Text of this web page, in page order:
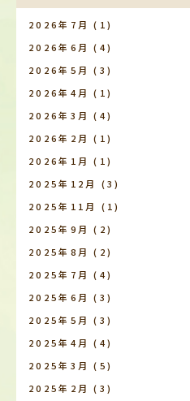
2026年7月 (1)
2026年6月 (4)
2026年5月 (3)
2026年4月 (1)
2026年3月 (4)
2026年2月 (1)
2026年1月 (1)
2025年12月
(3)
2025年11月
(1)
2025年9月 (2)
2025年8月 (2)
2025年7月 (4)
2025年6月 (3)
2025年5月 (3)
2025年4月 (4)
2025年3月 (5)
2025年2月 (3)